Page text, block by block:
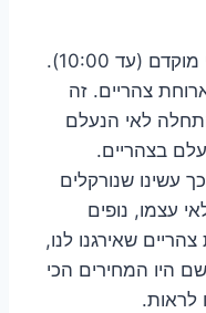
נסענו לספארי בלו, צריך להגיע די מוקדם (עד 10:00).
ארוחת צהריים. זה
בהתחלה לאי הנעלם
בצהריים.
עשינו שנורקלים
עצמו, נופים
שאירגנו לנו,
היו המחירים הכי
לראות.